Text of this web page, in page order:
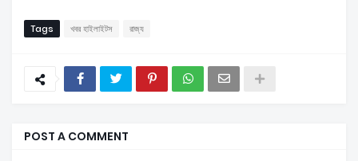
Tags খবর হাইলাইটস রাজ্য
POST A COMMENT